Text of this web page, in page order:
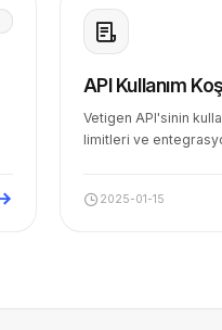
API Kullanım
Vetigen API'sinin
limitleri ve
2025-01-15